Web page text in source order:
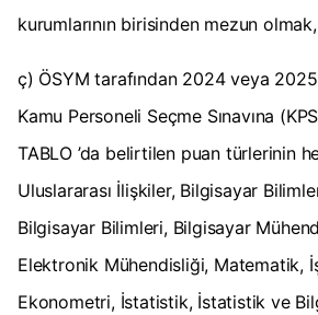
kurumlarının birisinden mezun olmak,
ç) ÖSYM tarafından 2024 veya 2025
Kamu Personeli Seçme Sınavına
TABLO ’da belirtilen puan türlerinin
Uluslararası İlişkiler, Bilgisayar
Bilgisayar Bilimleri, Bilgisayar
Elektronik Mühendisliği, Matematik,
Ekonometri, İstatistik, İstatistik ve